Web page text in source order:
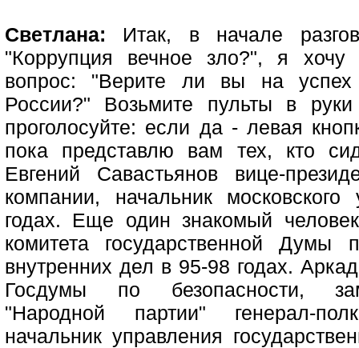
Светлана: Итак, в начале
"Коррупция вечное зло?", я
вопрос: "Верите ли вы на
России?" Возьмите пульты в
проголосуйте: если да - левая
пока представлю вам тех, кто
Евгений Савастьянов вице-
компании, начальник
годах. Еще один знакомый
комитета государственной Думы
внутренних дел в 95-98 годах.
Госдумы по безопасности,
"Народной партии" генерал-
начальник управления